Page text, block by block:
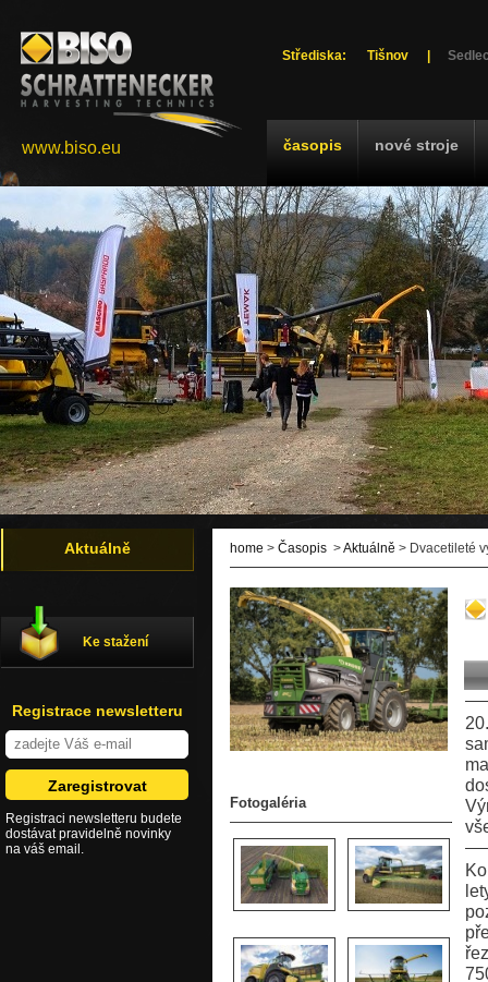
Střediska: Tišnov
časopis nové stroje
www.biso.eu
home > Časopis >Aktuálně > Dvacetileté
Fotogaléria
Aktuálně
Ke stažení
Registrace newsletteru
Registraci newsletteru budete
dostávat pravidelně novinky
na váš email.